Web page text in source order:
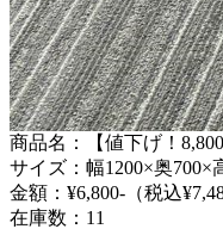
商品名：【値下げ！
サイズ：幅1200×奥700×
金額：¥6,800-（税込
在庫数：11